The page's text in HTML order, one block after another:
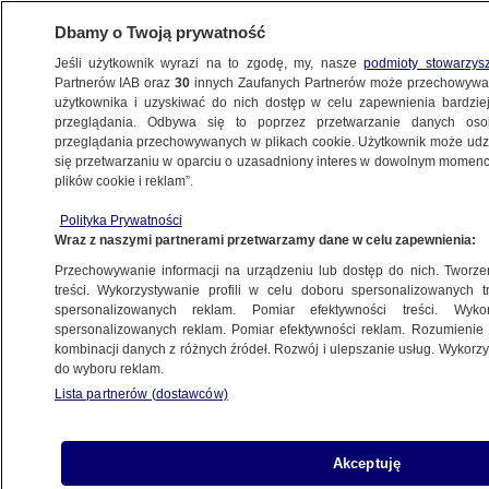
POLSKA
atakach". "Będą traktowane z całą
surowością prawa"
13.12.2024, 16:28
Udostępnij
Dbamy o Twoją prywatność
Jeśli użytkownik wyrazi na to zgodę, my, naszepodmioty
Partnerów IAB oraz30 innych Zaufanych Partnerów może
użytkownika i uzyskiwać do nich dostęp w celu zapewnienia
przeglądania. Odbywa się to poprzez przetwarzanie danych
przeglądania przechowywanych w plikach cookie. Użytkownik może
się przetwarzaniu w oparciu o uzasadniony interes w dowolnym
plików cookie i reklam”.
Polityka Prywatności
Wraz z naszymi partnerami przetwarzamy dane w celu zapewnienia:
Przechowywanie informacji na urządzeniu lub dostęp do nich.
treści. Wykorzystywanie profili w celu doboru spersonalizowanych
spersonalizowanych reklam. Pomiar efektywności treści.
spersonalizowanych reklam. Pomiar efektywności reklam.
kombinacji danych z różnych źródeł. Rozwój i ulepszanie usług.
do wyboru reklam.
Lista partnerów (dostawców)
Akceptuję